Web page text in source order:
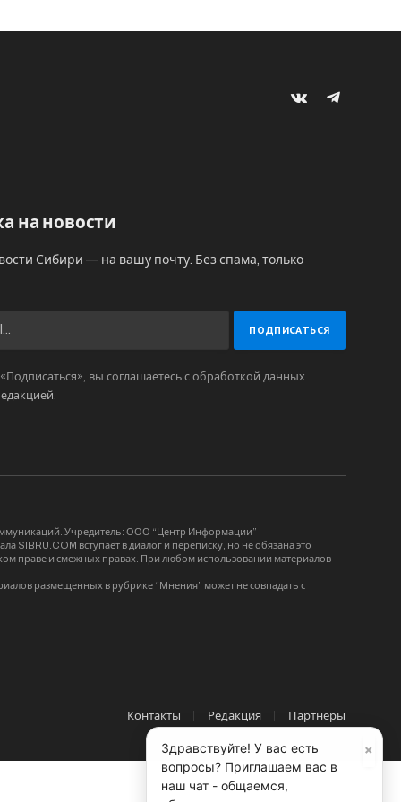
VKontakteTelegram
на новости
Сибири — на вашу почту. Без спама, только
вы соглашаетесь с обработкой данных.
Учредитель: ООО “Центр Информации”
SIBRU.COM вступает в диалог и переписку, но не обязана это
праве и смежных правах. При любом использовании материалов
размещенных в рубрике “Мнения” может не совпадать с
Контакты Редакция Партнёры
×
Здравствуйте! У вас есть
вопросы? Приглашаем вас в
наш чат - общаемся,